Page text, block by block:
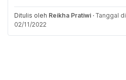
Ditulis oleh Reikha Pratiwi · Tanggal
02/11/2022